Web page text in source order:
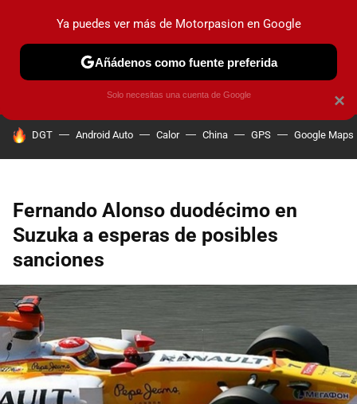
PRUEBAS COCHES ELÉCTRICOS OBSERVATORIO
HOY SE HABLA DE
DGT Android Auto Calor China GPS Google Maps
Fernando Alonso duodécimo en
Suzuka a esperas de posibles
sanciones
×
Ya puedes ver más de Motorpasion en Google
Añádenos como fuente preferida
Solo necesitas una cuenta de Google